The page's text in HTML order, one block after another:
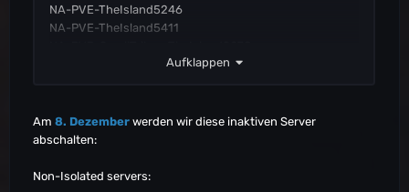
NA-PVE-TheIsland5246
NA-PVE-TheIsland5411
NA-PVE-TheIsland5163Aufklappen
Am 8. Dezember werden wir diese inaktiven Server
abschalten:
Non-Isolated servers: